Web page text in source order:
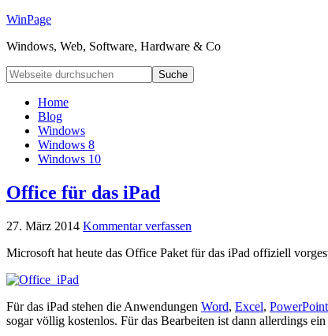
WinPage
Windows, Web, Software, Hardware & Co
Home
Blog
Windows
Windows 8
Windows 10
Office für das iPad
27. März 2014 Kommentar verfassen
Microsoft hat heute das Office Paket für das iPad offiziell
Für das iPad stehen die Anwendungen Word, Excel, PowerPoint
sogar völlig kostenlos. Für das Bearbeiten ist dann allerdings